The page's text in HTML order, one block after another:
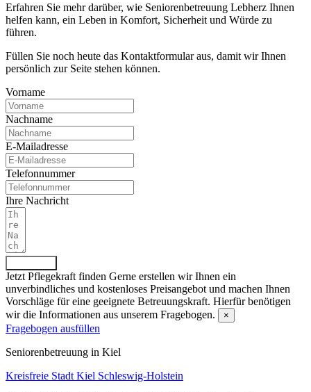
Erfahren Sie mehr darüber, wie Seniorenbetreuung Lebherz Ihnen
helfen kann, ein Leben in Komfort, Sicherheit und Würde zu
führen.
Füllen Sie noch heute das Kontaktformular aus, damit wir Ihnen
persönlich zur Seite stehen können.
Vorname
Nachname
E-Mailadresse
Telefonnummer
Ihre Nachricht
Jetzt Pflegekraft finden Gerne erstellen wir Ihnen ein
unverbindliches und kostenloses Preisangebot und machen Ihnen
Vorschläge für eine geeignete Betreuungskraft. Hierfür benötigen
wir die Informationen aus unserem Fragebogen.
×
Fragebogen ausfüllen
Senioren­betreuung in Kiel
Kreisfreie Stadt Kiel Schleswig-Holstein